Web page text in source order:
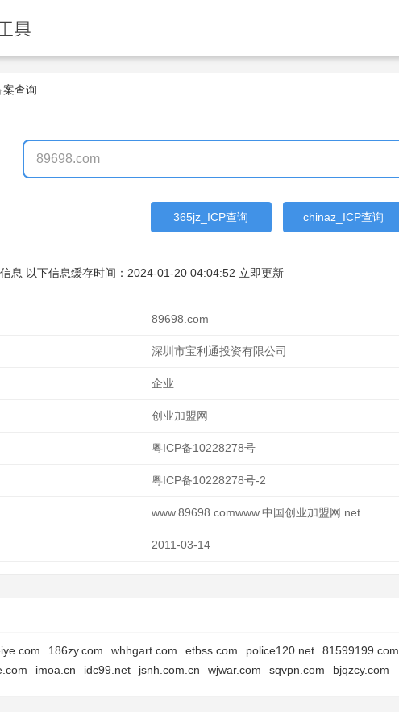
案查询
365jz_ICP查询 chinaz_ICP查询
息 以下信息缓存时间： 2024-01-20 04:04:52 立即更新
89698.com
深圳市宝利通投资有限公司
企业
创业加盟网
粤ICP备10228278号
粤ICP备10228278号-2
www.89698.comwww.中国创业加盟网.net
2011-03-14
186zy.com whhgart.com etbss.com police120.net 81599199.com
imoa.cn idc99.net jsnh.com.cn wjwar.com sqvpn.com bjqzcy.com